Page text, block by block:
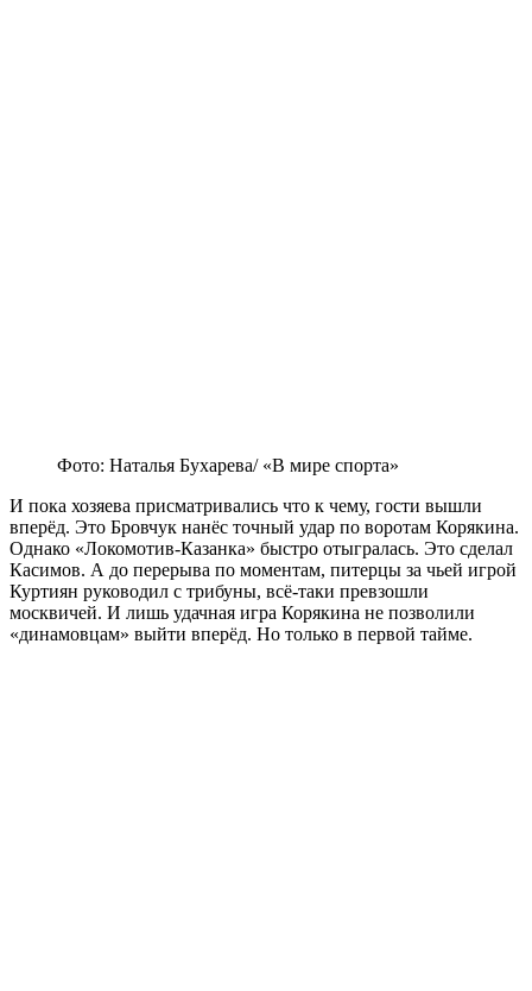
Фото: Наталья Бухарева/ «В мире спорта»
И пока хозяева присматривались что к чему, гости вышли
вперёд. Это Бровчук нанёс точный удар по воротам Корякина.
Однако «Локомотив-Казанка» быстро отыгралась. Это сделал
Касимов. А до перерыва по моментам, питерцы за чьей игрой
Куртиян руководил с трибуны, всё-таки превзошли
москвичей. И лишь удачная игра Корякина не позволили
«динамовцам» выйти вперёд. Но только в первой тайме.